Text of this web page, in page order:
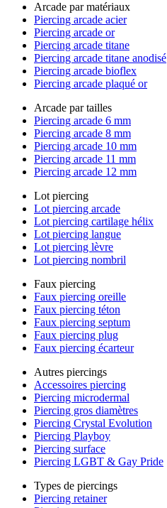
Arcade par matériaux
Piercing arcade acier
Piercing arcade or
Piercing arcade titane
Piercing arcade titane anodisé
Piercing arcade bioflex
Piercing arcade plaqué or
Arcade par tailles
Piercing arcade 6 mm
Piercing arcade 8 mm
Piercing arcade 10 mm
Piercing arcade 11 mm
Piercing arcade 12 mm
Lot piercing
Lot piercing arcade
Lot piercing cartilage hélix
Lot piercing langue
Lot piercing lèvre
Lot piercing nombril
Faux piercing
Faux piercing oreille
Faux piercing téton
Faux piercing septum
Faux piercing plug
Faux piercing écarteur
Autres piercings
Accessoires piercing
Piercing microdermal
Piercing gros diamètres
Piercing Crystal Evolution
Piercing Playboy
Piercing surface
Piercing LGBT & Gay Pride
Types de piercings
Piercing retainer